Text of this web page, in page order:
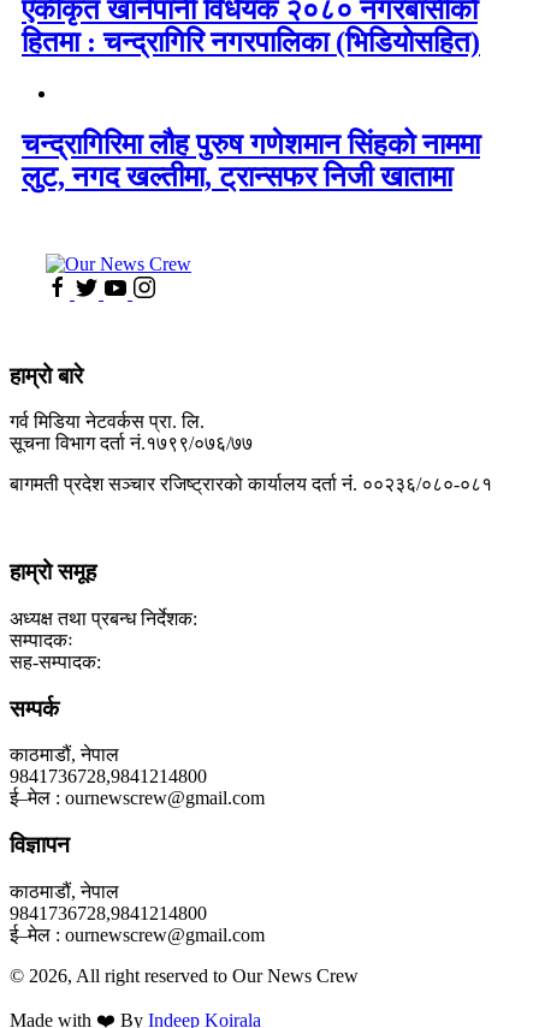
एकीकृत खानेपानी विधेयक २०८० नगरबासीको
हितमा : चन्द्रागिरि नगरपालिका (भिडियोसहित)
चन्द्रागिरिमा लौह पुरुष गणेशमान सिंहको नाममा
लुट, नगद खल्तीमा, ट्रान्सफर निजी खातामा
हाम्रो बारे
गर्व मिडिया नेटवर्कस प्रा. लि.
सूचना विभाग दर्ता नं.१७९९/०७६/७७
बागमती प्रदेश सञ्चार रजिष्ट्रारको कार्यालय दर्ता नंं. ००२३६/०८०-०८१
हाम्रो समूह
अध्यक्ष तथा प्रबन्ध निर्देशक:
सम्पादकः
सह-सम्पादक:
सम्पर्क
काठमाडौं, नेपाल
9841736728,9841214800
ई–मेल : ournewscrew@gmail.com
विज्ञापन
काठमाडौं, नेपाल
9841736728,9841214800
ई–मेल : ournewscrew@gmail.com
© 2026, All right reserved to Our News Crew
Made with ❤️ By Indeep Koirala